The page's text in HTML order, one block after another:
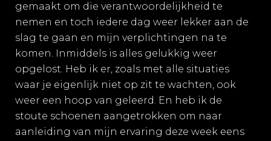
gemaakt om die verantwoordelijkheid te
nemen en toch iedere dag weer lekker aan de
slag te gaan en mijn verplichtingen na te
komen. Inmiddels is alles gelukkig weer
opgelost. Heb ik er, zoals met alle situaties
waar je eigenlijk niet op zit te wachten, ook
weer een hoop van geleerd. En heb ik de
stoute schoenen aangetrokken om naar
aanleiding van mijn ervaring deze week eens